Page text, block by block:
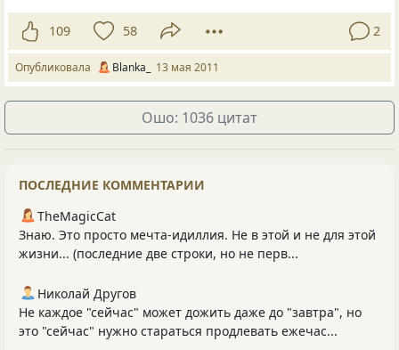
109 58 2
Опубликовала Blanka_ 13 мая 2011
Ошо: 1036 цитат
ПОСЛЕДНИЕ КОММЕНТАРИИ
TheMagicCat
Знаю. Это просто мечта-идиллия. Не в этой и не для этой
жизни... (последние две строки, но не перв...
Николай Другов
Не каждое "сейчас" может дожить даже до "завтра", но
это "сейчас" нужно стараться продлевать ежечас...